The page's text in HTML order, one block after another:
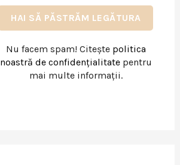
Nu facem spam! Citește politica
noastră de confidențialitatepentru
mai multe informații.